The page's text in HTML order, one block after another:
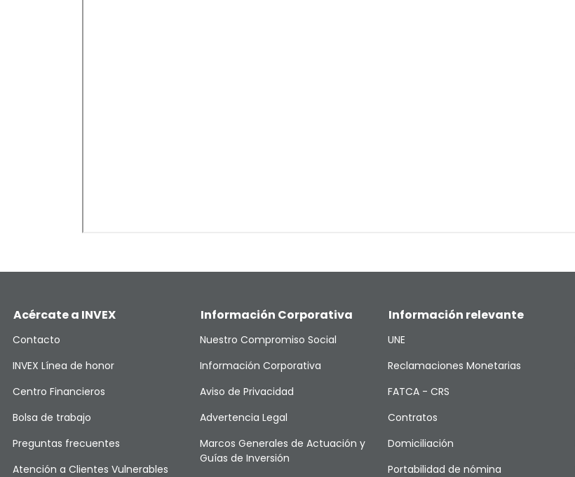
Acércate a INVEX
Contacto
INVEX Línea de honor
Centro Financieros
Bolsa de trabajo
Preguntas frecuentes
Atención a Clientes Vulnerables
Información Corporativa
Nuestro Compromiso Social
Información Corporativa
Aviso de Privacidad
Advertencia Legal
Marcos Generales de Actuación y
Guías de Inversión
Información relevante
UNE
Reclamaciones Monetarias
FATCA - CRS
Contratos
Domiciliación
Portabilidad de nómina